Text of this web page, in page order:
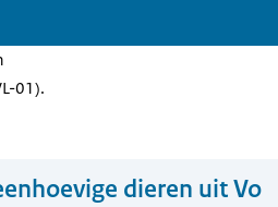
01).
dieren uit Vo